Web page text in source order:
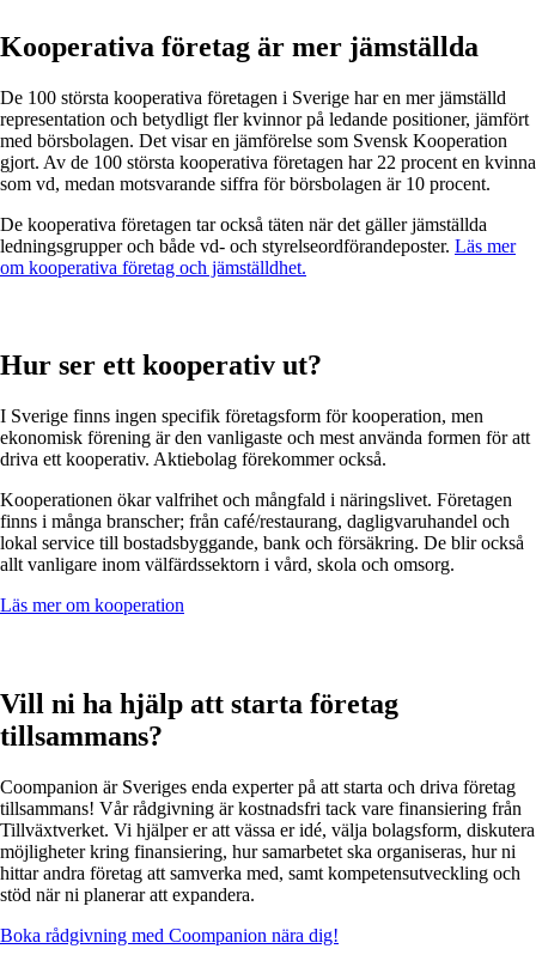
Kooperativa företag är mer jämställda
De 100 största kooperativa företagen i Sverige har en mer jämställd
representation och betydligt fler kvinnor på ledande positioner, jämfört
med börsbolagen. Det visar en jämförelse som Svensk Kooperation
gjort. Av de 100 största kooperativa företagen har 22 procent en kvinna
som vd, medan motsvarande siffra för börsbolagen är 10 procent.
De kooperativa företagen tar också täten när det gäller jämställda
ledningsgrupper och både vd- och styrelseordförandeposter. Läs mer
om kooperativa företag och jämställdhet.
Hur ser ett kooperativ ut?
I Sverige finns ingen specifik företagsform för kooperation, men
ekonomisk förening är den vanligaste och mest använda formen för att
driva ett kooperativ. Aktiebolag förekommer också.
Kooperationen ökar valfrihet och mångfald i näringslivet. Företagen
finns i många branscher; från café/restaurang, dagligvaruhandel och
lokal service till bostadsbyggande, bank och försäkring. De blir också
allt vanligare inom välfärdssektorn i vård, skola och omsorg.
Läs mer om kooperation
Vill ni ha hjälp att starta företag
tillsammans?
Coompanion är Sveriges enda experter på att starta och driva företag
tillsammans! Vår rådgivning är kostnadsfri tack vare finansiering från
Tillväxtverket. Vi hjälper er att vässa er idé, välja bolagsform, diskutera
möjligheter kring finansiering, hur samarbetet ska organiseras, hur ni
hittar andra företag att samverka med, samt kompetensutveckling och
stöd när ni planerar att expandera.
Boka rådgivning med Coompanion nära dig!